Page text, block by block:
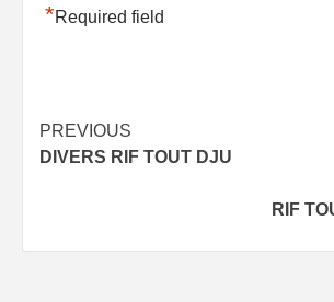
*Required field
Post
navigation
PREVIOUS
DIVERS RIF TOUT DJU
RIF